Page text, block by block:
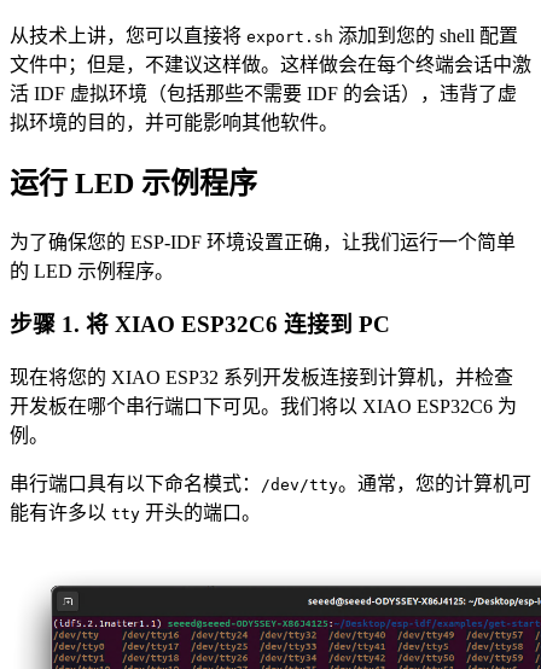
从技术上讲，您可以直接将 export.sh 添加到您的 shell 配置
文件中；但是，不建议这样做。这样做会在每个终端会话中激
活 IDF 虚拟环境（包括那些不需要 IDF 的会话），违背了虚
拟环境的目的，并可能影响其他软件。
运行 LED 示例程序
为了确保您的 ESP-IDF 环境设置正确，让我们运行一个简单
的 LED 示例程序。
步骤 1. 将 XIAO ESP32C6 连接到 PC
现在将您的 XIAO ESP32 系列开发板连接到计算机，并检查
开发板在哪个串行端口下可见。我们将以 XIAO ESP32C6 为
例。
串行端口具有以下命名模式： /dev/tty。通常，您的计算机可
能有许多以 tty 开头的端口。